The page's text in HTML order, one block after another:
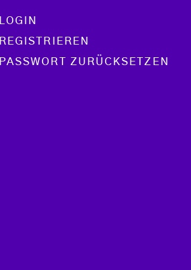
LOGIN
REGISTRIEREN
PASSWORT ZURÜCKSETZEN